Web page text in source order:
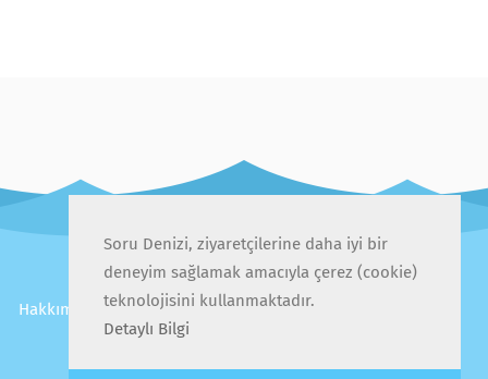
Hakkımızda İletişim Gizlilik Politikası
Kullanıcı Sözleşmesi
Sıkça Sorulan Sorular
Soru Denizi, ziyaretçilerine daha iyi bir
deneyim sağlamak amacıyla çerez (cookie)
teknolojisini kullanmaktadır.
Detaylı Bilgi